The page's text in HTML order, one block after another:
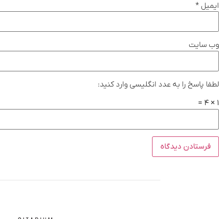
ایمیل *
وب‌ سایت
لطفا پاسخ را به عدد انگلیسی وارد کنید:
1 × 4 =